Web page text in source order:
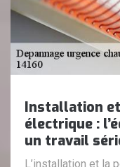
Installation
électrique :
un travail
L’installation et la